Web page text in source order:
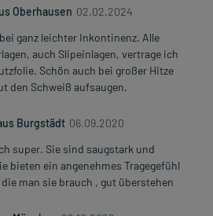
Oberhausen 02.02.2024
ganz leichter Inkontinenz. Alle
auch Slipeinlagen, vertrage ich
Schön auch bei großer Hitze
den Schweiß aufsaugen.
Burgstädt 06.09.2020
super. Sie sind saugstark und
bieten ein angenehmes Tragegefühl
man sie brauch , gut überstehen